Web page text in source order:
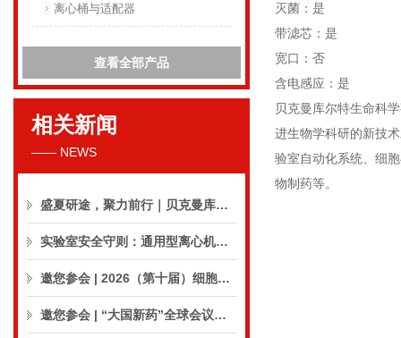
离心桶与适配器
查看全部产品
相关新闻
—— NEWS
盛夏研途，聚力前行｜贝克曼库尔特生命科学8月活动预告
实验室安全守则：通用型离心机操作与保养的10个要点
邀您参会 | 2026（第十届）细胞外囊泡合规与临床应用大会
邀您参会 | “大国新药”全球会议（CPIC2026）
灭菌：是
带滤芯：是
宽口：否
含电感应：是
贝克曼库尔特生命科
进生物学科研的新技
验室自动化系统、细
物制药等。